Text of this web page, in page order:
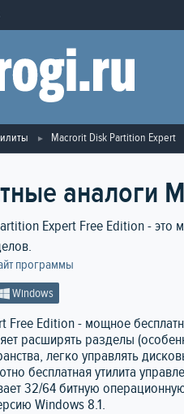
Macrorit Disk Partition Expert
аналоги
Expert Free Edition -
программы
Windows
Free Edition - мощное
расширять разделы
легко управлять
бесплатная утилита
32/64 битную
Windows 8.1.